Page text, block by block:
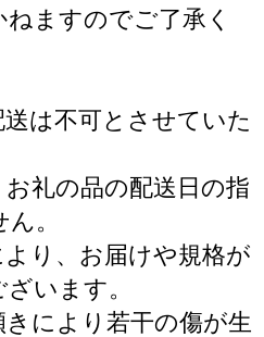
ますのでご了承く
は不可とさせていた
礼の品の配送日の指
。
り、お届けや規格が
います。
により若干の傷が生